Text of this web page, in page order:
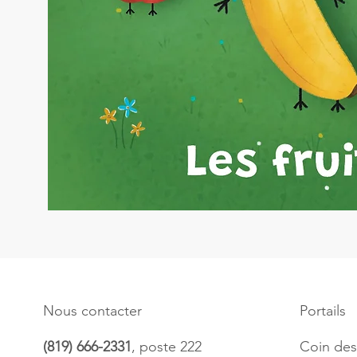
Portails
Coin
Nous contacter
(819) 666-2331, poste 222